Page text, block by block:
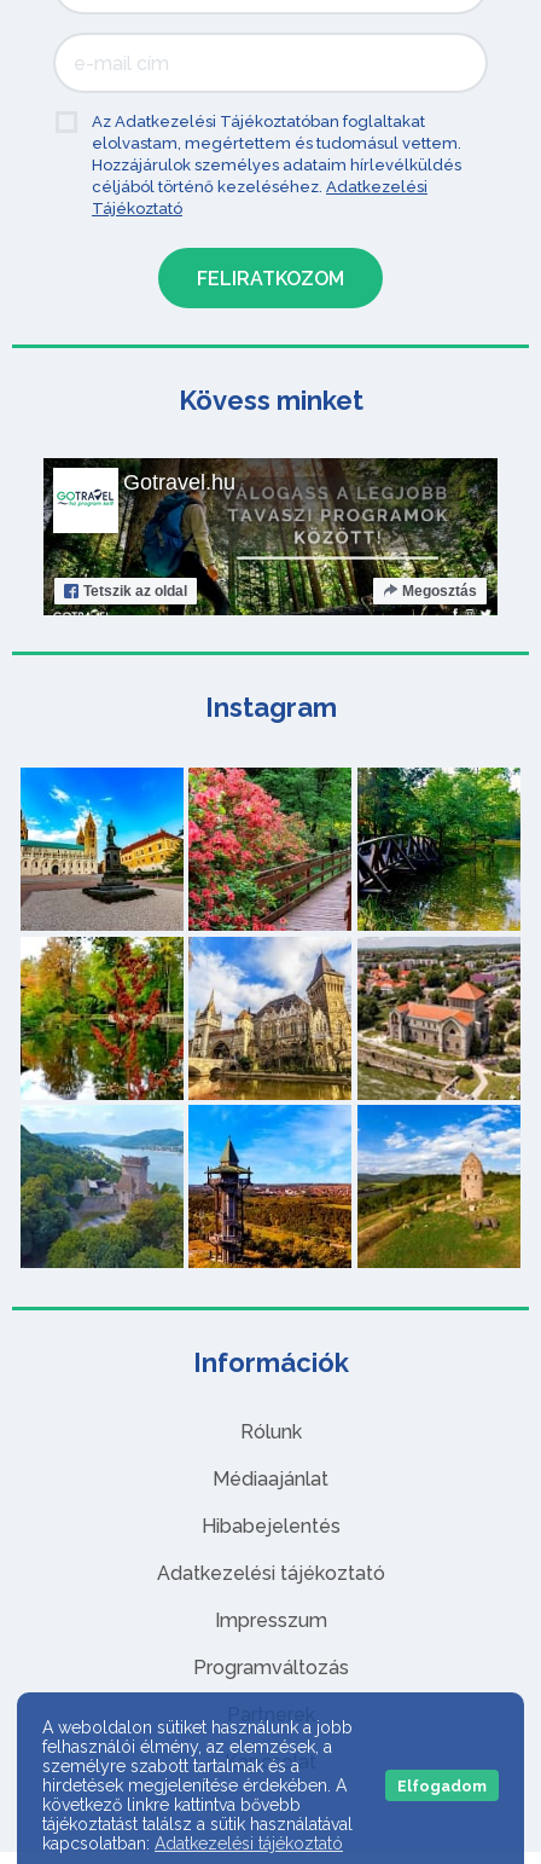
Információk
Rólunk
Médiaajánlat
Hibabejelentés
Adatkezelési tájékoztató
Impresszum
Programváltozás
Partnerek
Kapcsolat
Az Adatkezelési Tájékoztatóban foglaltakat
elolvastam, megértettem és tudomásul vettem.
Hozzájárulok személyes adataim hírlevélküldés
céljából történő kezeléséhez. Adatkezelési
Tájékoztató
Kövess minket
Gotravel.hu
Tetszik az oldal Megosztás
Instagram
A weboldalon sütiket használunk a jobb
felhasználói élmény, az elemzések, a
személyre szabott tartalmak és a
hirdetések megjelenítése érdekében. A
következő linkre kattintva bővebb
tájékoztatást találsz a sütik használatával
kapcsolatban: Adatkezelési tájékoztató
Elfogadom